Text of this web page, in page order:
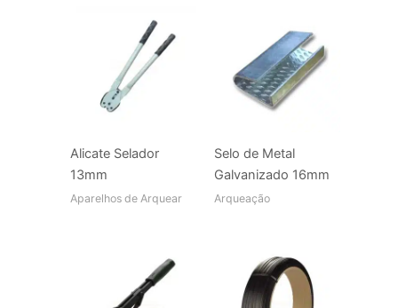
Alicate Selador
13mm
Aparelhos de Arquear
Selo de Metal
Galvanizado 16mm
Arqueação